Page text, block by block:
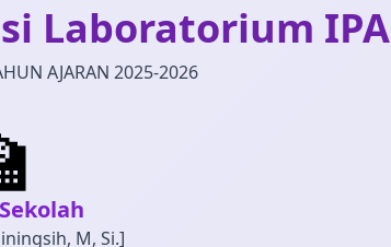
Laboratorium IPA
AJARAN 2025-2026
M, Si.]